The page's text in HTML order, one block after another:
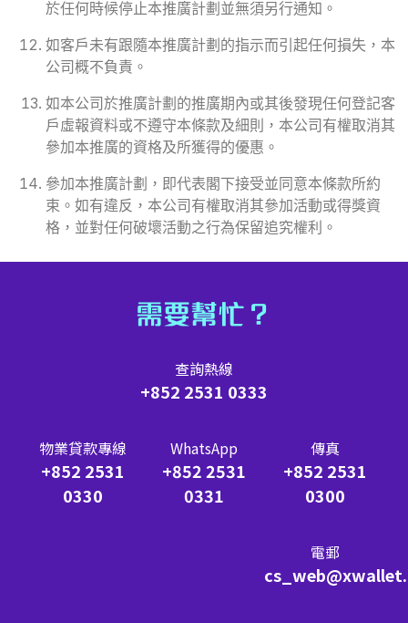
於任何時候停止本推廣計劃並無須另行通知。
如客戶未有跟隨本推廣計劃的指示而引起任何損失，本
公司概不負責。
如本公司於推廣計劃的推廣期內或其後發現任何登記客
戶虛報資料或不遵守本條款及細則，本公司有權取消其
參加本推廣的資格及所獲得的優惠。
參加本推廣計劃，即代表閣下接受並同意本條款所約
束。如有違反，本公司有權取消其參加活動或得獎資
格，並對任何破壞活動之行為保留追究權利。
需要幫忙？
查詢熱線
+852 2531 0333
物業貸款專線
+852 2531
0330
WhatsApp
+852 2531
0331
傳真
+852 2531
0300
電郵